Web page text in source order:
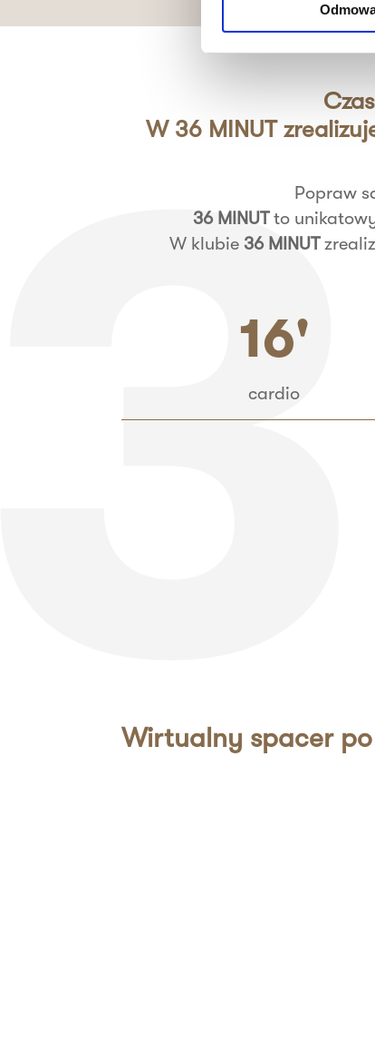
W 36 MINUT
Popraw
36 MINUT to
W klubie 36 MINUT
16'
cardio
Wirtualny spacer po